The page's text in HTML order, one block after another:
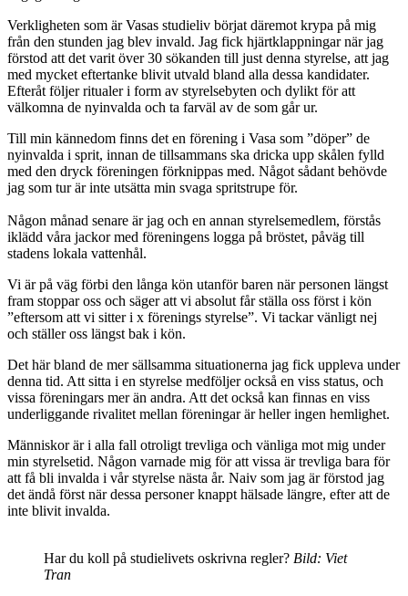
Verkligheten som är Vasas studieliv börjat däremot krypa på mig
från den stunden jag blev invald. Jag fick hjärtklappningar när jag
förstod att det varit över 30 sökanden till just denna styrelse, att jag
med mycket eftertanke blivit utvald bland alla dessa kandidater.
Efteråt följer ritualer i form av styrelsebyten och dylikt för att
välkomna de nyinvalda och ta farväl av de som går ur.
Till min kännedom finns det en förening i Vasa som ”döper” de
nyinvalda i sprit, innan de tillsammans ska dricka upp skålen fylld
med den dryck föreningen förknippas med. Något sådant behövde
jag som tur är inte utsätta min svaga spritstrupe för.
Någon månad senare är jag och en annan styrelsemedlem, förstås
iklädd våra jackor med föreningens logga på bröstet, påväg till
stadens lokala vattenhål.
Vi är på väg förbi den långa kön utanför baren när personen längst
fram stoppar oss och säger att vi absolut får ställa oss först i kön
”eftersom att vi sitter i x förenings styrelse”. Vi tackar vänligt nej
och ställer oss längst bak i kön.
Det här bland de mer sällsamma situationerna jag fick uppleva under
denna tid. Att sitta i en styrelse medföljer också en viss status, och
vissa föreningars mer än andra. Att det också kan finnas en viss
underliggande rivalitet mellan föreningar är heller ingen hemlighet.
Människor är i alla fall otroligt trevliga och vänliga mot mig under
min styrelsetid. Någon varnade mig för att vissa är trevliga bara för
att få bli invalda i vår styrelse nästa år. Naiv som jag är förstod jag
det ändå först när dessa personer knappt hälsade längre, efter att de
inte blivit invalda.
Har du koll på studielivets oskrivna regler? Bild: Viet
Tran